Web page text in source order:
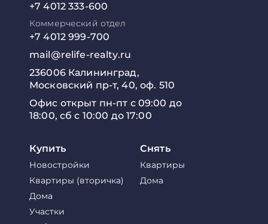
+7 4012 333-600
Коммерческий отдел
+7 4012 999-700
mail@relife-realty.ru
236006 Калининград,
Московский пр-т, 40, оф. 510
Офис открыт пн-пт с 09:00 до
18:00, сб с 10:00 до 17:00
Купить
Новостройки
Квартиры (вторичка)
Дома
Участки
Снять
Квартиры
Дома